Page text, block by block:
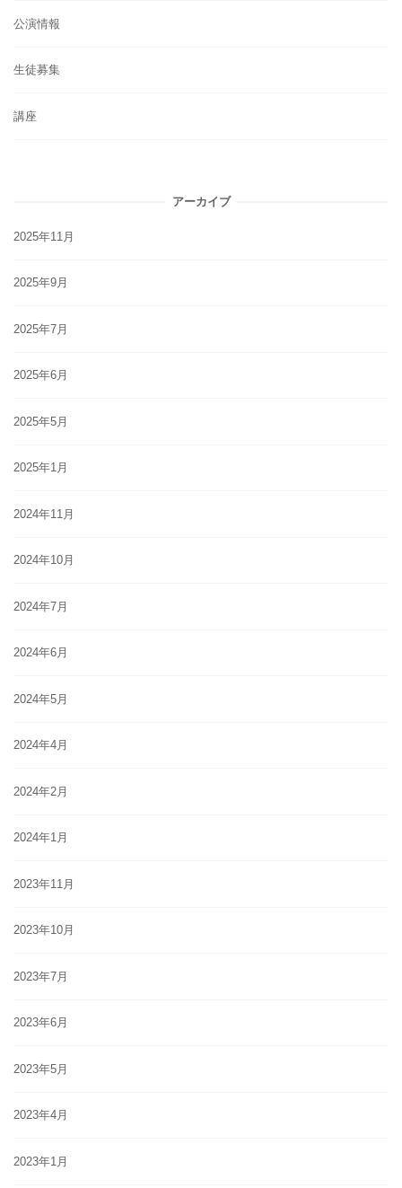
公演情報
生徒募集
講座
アーカイブ
2025年11月
2025年9月
2025年7月
2025年6月
2025年5月
2025年1月
2024年11月
2024年10月
2024年7月
2024年6月
2024年5月
2024年4月
2024年2月
2024年1月
2023年11月
2023年10月
2023年7月
2023年6月
2023年5月
2023年4月
2023年1月